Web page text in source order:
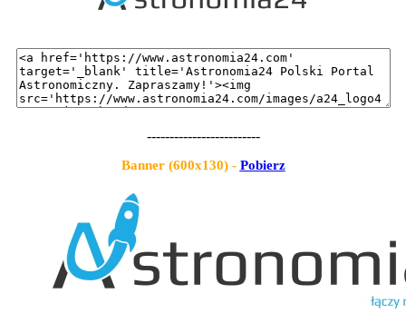
-------------------------
Banner (600x130) - Pobierz